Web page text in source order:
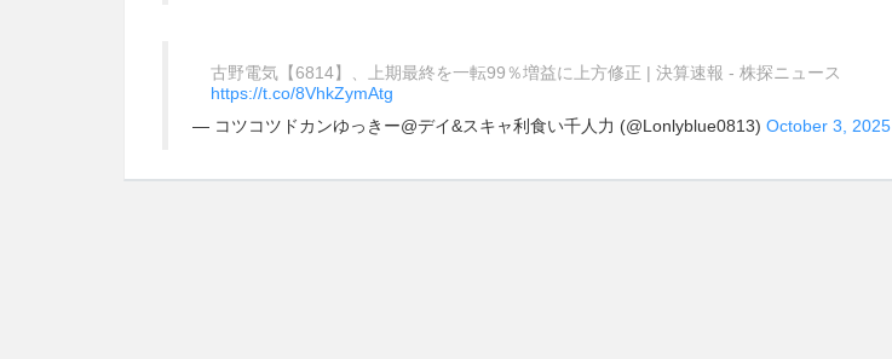
古野電気【6814】、上期最終を一転99％増益に上方修正 | 決算速報 - 株探ニュース
https://t.co/8VhkZymAtg
— コツコツドカンゆっきー@デイ&スキャ利食い千人力 (@Lonlyblue0813) October 3, 2025